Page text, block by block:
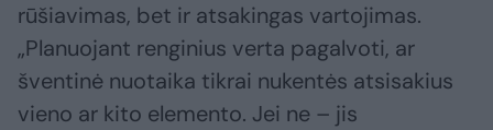
rūšiavimas, bet ir atsakingas vartojimas.
„Planuojant renginius verta pagalvoti, ar
šventinė nuotaika tikrai nukentės atsisakius
vieno ar kito elemento. Jei ne – jis